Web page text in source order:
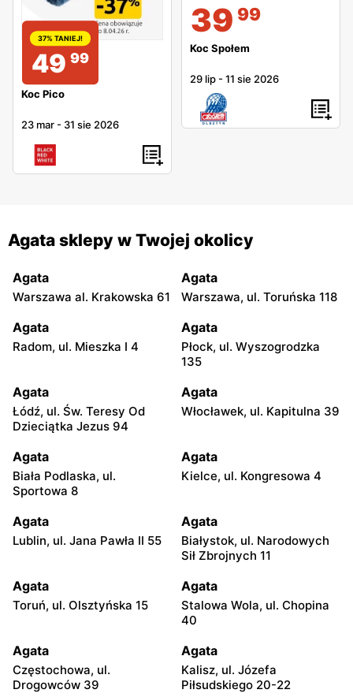
37% TANIEJ!
49 99
Koc Pico
23 mar - 31 sie 2026
39 99
Koc Społem
29 lip -11 sie 2026
Agata sklepy w Twojej okolicy
Agata
Warszawa al. Krakowska 61
Agata
Warszawa, ul. Toruńska 118
Agata
Radom, ul. Mieszka I 4
Agata
Płock, ul. Wyszogrodzka
135
Agata
Łódź, ul. Św. Teresy Od
Dzieciątka Jezus 94
Agata
Włocławek, ul. Kapitulna 39
Agata
Biała Podlaska, ul.
Sportowa 8
Agata
Kielce, ul. Kongresowa 4
Agata
Lublin, ul. Jana Pawła II 55
Agata
Białystok, ul. Narodowych
Sił Zbrojnych 11
Agata
Toruń, ul. Olsztyńska 15
Agata
Stalowa Wola, ul. Chopina
40
Agata
Częstochowa, ul.
Drogowców 39
Agata
Kalisz, ul. Józefa
Piłsudskiego 20-22